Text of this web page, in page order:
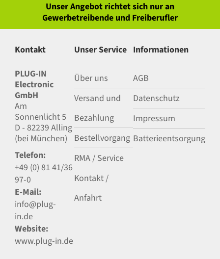
Unser Angebot richtet sich nur an
Gewerbetreibende und Freiberufler
Kontakt
PLUG-IN
Electronic
GmbH
Am
Sonnenlicht 5
D - 82239 Alling
(bei München)
Telefon:
+49 (0) 81 41/36
97-0
E-Mail:
info@plug-
in.de
Website:
www.plug-in.de
Unser Service
Über uns
Versand und
Bezahlung
Bestellvorgang
RMA / Service
Kontakt /
Anfahrt
Informationen
AGB
Datenschutz
Impressum
Batterieentsorgung